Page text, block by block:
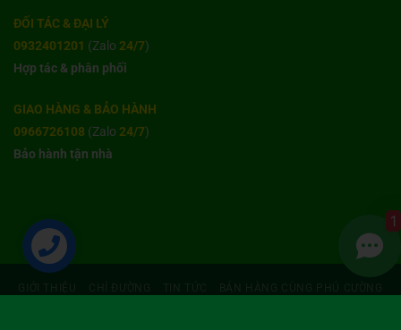
ĐỐI TÁC & ĐẠI LÝ
0932401201 (Zalo 24/7)
Hợp tác & phân phối
GIAO HÀNG & BẢO HÀNH
0966726108 (Zalo 24/7)
Bảo hành tận nhà
1